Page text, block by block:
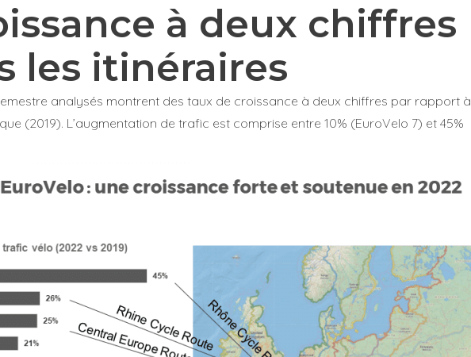
à deux chiffres
les itinéraires
analysés montrent des taux de croissance à deux chiffres par rapport à
(2019). L’augmentation de trafic est comprise entre 10% (EuroVelo 7) et 45%